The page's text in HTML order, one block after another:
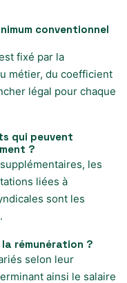
conventionnel
fixé par la
métier, du coefficient
légal pour chaque
qui peuvent
?
les
liées à
sont les
rémunération ?
selon leur
ainsi le salaire